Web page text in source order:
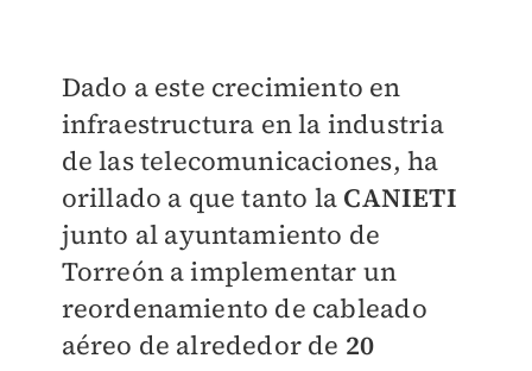
Dado a este crecimiento en
infraestructura en la industria
de las telecomunicaciones, ha
orillado a que tanto la CANIETI
junto al ayuntamiento de
Torreón a implementar un
reordenamiento de cableado
aéreo de alrededor de 20